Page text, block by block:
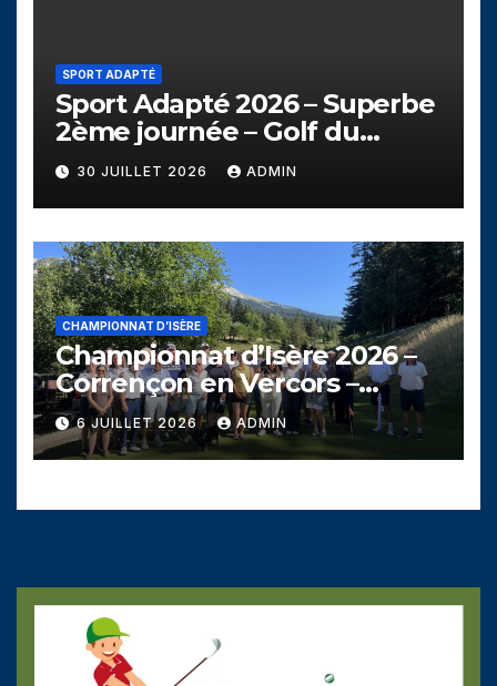
SPORT ADAPTÉ
Sport Adapté 2026 – Superbe
2ème journée – Golf du
Campanil
30 JUILLET 2026 ADMIN
CHAMPIONNAT D’ISÈRE
Championnat d’Isère 2026 –
Corrençon en Vercors –
Dimanche 5 juillet
6 JUILLET 2026 ADMIN